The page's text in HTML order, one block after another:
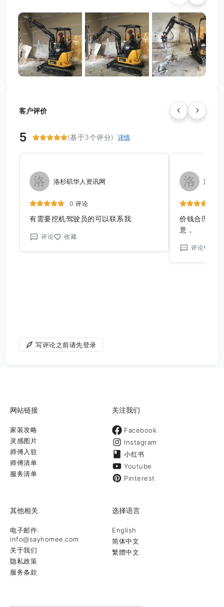
客户评价
5 (基于3个评分) 详情
洛 洛杉矶华人资讯网
0 评论
有需要挖机驾驶员的可以联系我
评论 收藏
洛 洛杉
价钱合理，
意，
评论
写评论之前请先登录
网站链接
家装攻略
灵感图片
师傅入驻
师傅清单
服务清单
关注我们
Facebook
Instagram
小红书
Youtube
Pinterest
其他相关
电子邮件:
info@sayhomee.com
关于我们
隐私政策
服务条款
选择语言
English
简体中文
繁體中文